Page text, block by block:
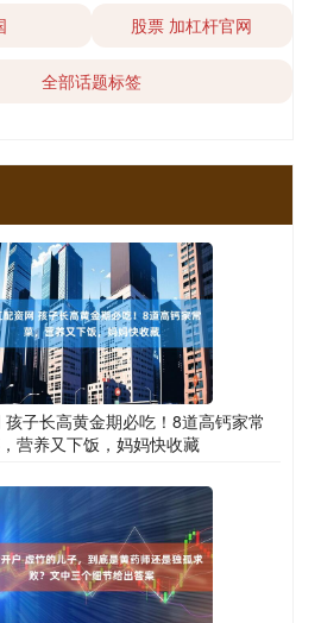
股票 加杠杆官网
全部话题标签
子长高黄金期必吃！8道高钙家常
营养又下饭，妈妈快收藏